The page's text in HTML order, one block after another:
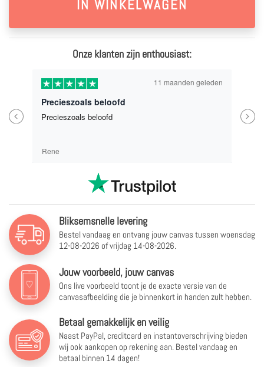
Onze klanten zijn enthousiast:
Previous
11 maanden geleden
Precieszoals beloofd
Precieszoals beloofd
Rene
Next
Bliksemsnelle levering
Bestel vandaag en ontvang jouw canvas tussen woensdag
12-08-2026 of vrijdag 14-08-2026.
Jouw voorbeeld, jouw canvas
Ons live voorbeeld toont je de exacte versie van de
canvasafbeelding die je binnenkort in handen zult hebben.
Betaal gemakkelijk en veilig
Naast PayPal, creditcard en instantoverschrijving bieden
wij ook aankopen op rekening aan. Bestel vandaag en
betaal binnen 14 dagen!